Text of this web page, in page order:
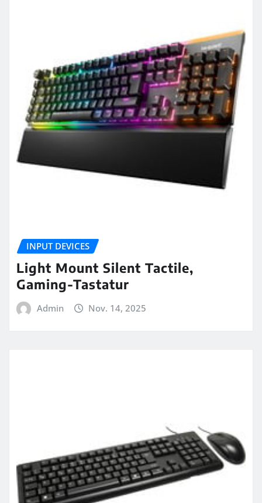
INPUT DEVICES
Light Mount Silent Tactile,
Gaming-Tastatur
Admin Nov. 14, 2025